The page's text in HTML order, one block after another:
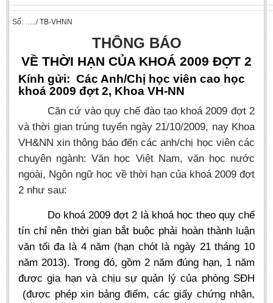
ACADEMIC
Undergraduate: Regular Degree
Undergraduate: Honor Degree
Postgraduate
LITERARY WRITINGS & TRANSLATING
RESEARCH
Sinology & Nom
Linguistics
Vietnamese Literature
Theater and Film
Culture - History - Philosophy
Education
Số: …../ TB-VHNN
THÔNG BÁO
VỀ THỜI HẠN CỦA KHOÁ 2009 ĐỢT 2
Kính gửi: Các Anh/Chị học viên cao học
khoá 2009 đợt 2, Khoa VH-NN
Căn cứ vào quy chế đào tạo khoá 2009 đợt 2
và thời gian trúng tuyển ngày 21/10/2009, nay Khoa
VH&NN xin thông báo đến các anh/chị học viên các
chuyên ngành: Văn học Việt Nam, văn học nước
ngoài, Ngôn ngữ học về thời hạn của khoá 2009 đợt
2 như sau:
Do khoá 2009 đợt 2 là khoá học theo quy chế
tín chỉ nên thời gian bắt buộc phải hoàn thành luận
văn tối đa là 4 năm (hạn chót là ngày 21 tháng 10
năm 2013). Trong đó, gồm 2 năm đúng hạn, 1 năm
được gia hạn và chịu sự quản lý của phòng SĐH
(được phép xin bảng điểm, các giấy chứng nhận,